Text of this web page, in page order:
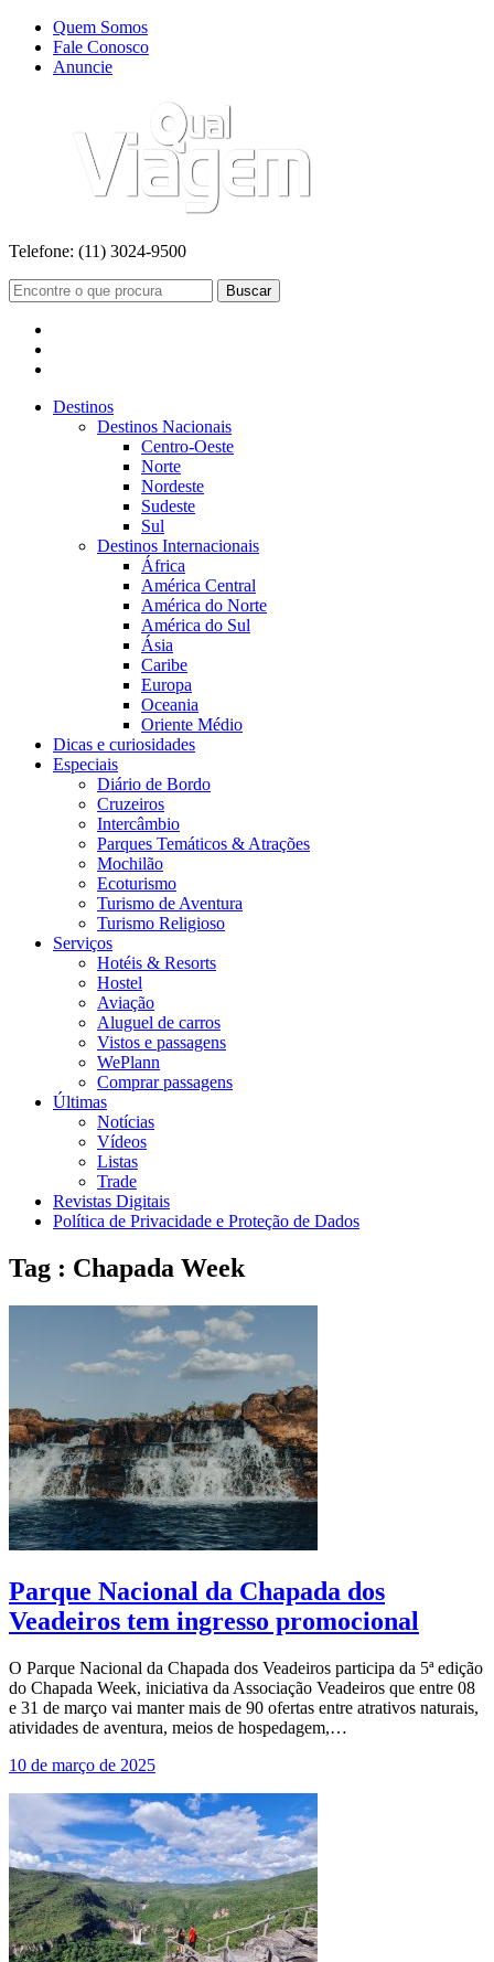
Quem Somos
Fale Conosco
Anuncie
Telefone: (11) 3024-9500
Buscar
Destinos
Destinos Nacionais
Centro-Oeste
Norte
Nordeste
Sudeste
Sul
Destinos Internacionais
África
América Central
América do Norte
América do Sul
Ásia
Caribe
Europa
Oceania
Oriente Médio
Dicas e curiosidades
Especiais
Diário de Bordo
Cruzeiros
Intercâmbio
Parques Temáticos & Atrações
Mochilão
Ecoturismo
Turismo de Aventura
Turismo Religioso
Serviços
Hotéis & Resorts
Hostel
Aviação
Aluguel de carros
Vistos e passagens
WePlann
Comprar passagens
Últimas
Notícias
Vídeos
Listas
Trade
Revistas Digitais
Política de Privacidade e Proteção de Dados
Tag : Chapada Week
Parque Nacional da Chapada dos
Veadeiros tem ingresso promocional
O Parque Nacional da Chapada dos Veadeiros participa da 5ª edição
do Chapada Week, iniciativa da Associação Veadeiros que entre 08
e 31 de março vai manter mais de 90 ofertas entre atrativos naturais,
atividades de aventura, meios de hospedagem,…
10 de março de 2025